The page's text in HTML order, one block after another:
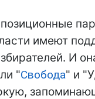
имеют
И
"Свобода" и